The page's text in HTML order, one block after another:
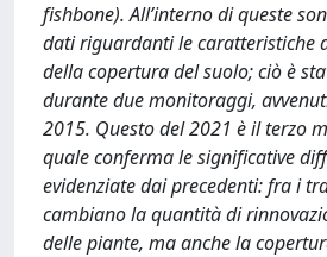
fishbone). All’interno di queste
dati riguardanti le caratteristiche
della copertura del suolo; ciò è
durante due monitoraggi,
2015. Questo del 2021 è il terzo
quale conferma le significative
evidenziate dai precedenti: fra i
cambiano la quantità di
delle piante, ma anche la